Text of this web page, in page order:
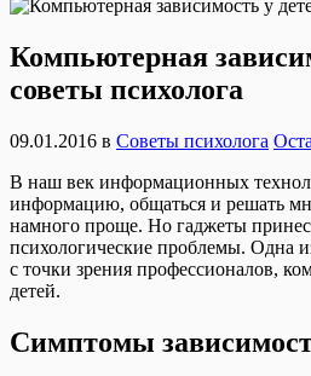
Компьютерная
советы психолога
09.01.2016 в Советы психолога
В наш век информационных
информацию, общаться и решать
намного проще. Но гаджеты
психологические проблемы. Одна
с точки зрения профессионалов,
детей.
Симптомы